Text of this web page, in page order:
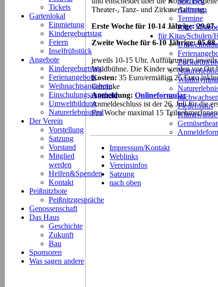
Auftreten
Termine
Jobs/
für Kitas/Schulen/
Fledermaus
Tickets
Gartenlokal
Einmietung
Kindergeburtstag
Feiern
Inselfrühstück
Angebote
Kindergeburtstag
Ferienangebote
Weihnachtsangebote
Einschulungsangebote
Umweltbildung
Naturerlebnispfad
Der Verein
Vorstellung
Satzung
Vorstand
Mitglied
werden
Helfen&Spenden
Kontakt
Peißnitzbote
Peißnitzgespräche
Genossenschaft
Das Haus
Geschichte
Zukunft
Bau
Sponsoren
Was sagen andere
Theater-, Tanz- und Zirkuserfahrung.
Erste Woche für 10-14 Jährige: 29.07.
Zweite Woche für 6-10 Jährige:
jeweils 10-15 Uhr. Aufführungen
Waldbühne. Die Kinder werden vor Ort
Kosten: 35 Euro/ermäßigt 25 Euro
Getränke
Anmeldung: Onlineformular
Anmeldeschluss ist der 26. Juli für die
Pro Woche maximal 15
Impressum/Kontakt
Weblinks
Vereinsinfos
Satzung
nach oben